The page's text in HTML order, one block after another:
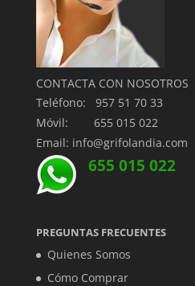
CONTACTA CON NOSOTROS
Teléfono: 957 51 70 33
Móvil: 655 015 022
Email: info@grifolandia.com
655 015 022
PREGUNTAS FRECUENTES
Quienes Somos
Cómo Comprar